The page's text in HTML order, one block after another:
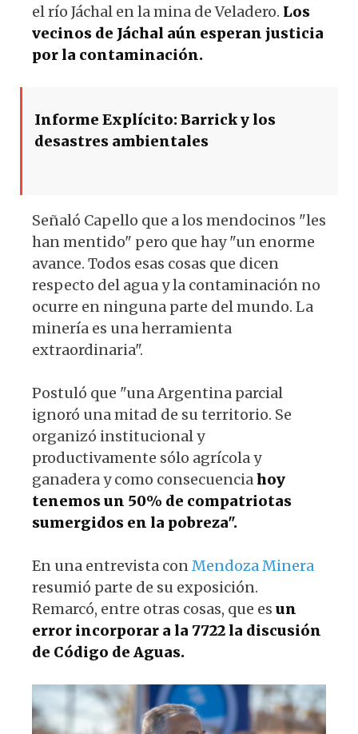
el río Jáchal en la mina de Veladero. Los
vecinos de Jáchal aún esperan justicia
por la contaminación.
Informe Explícito: Barrick y los
desastres ambientales
Señaló Capello que a los mendocinos "les
han mentido" pero que hay "un enorme
avance. Todos esas cosas que dicen
respecto del agua y la contaminación no
ocurre en ninguna parte del mundo. La
minería es una herramienta
extraordinaria".
Postuló que "una Argentina parcial
ignoró una mitad de su territorio. Se
organizó institucional y
productivamente sólo agrícola y
ganadera y como consecuencia hoy
tenemos un 50% de compatriotas
sumergidos en la pobreza".
En una entrevista con Mendoza Minera
resumió parte de su exposición.
Remarcó, entre otras cosas, que es un
error incorporar a la 7722 la discusión
de Código de Aguas.